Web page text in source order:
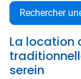
Rechercher
La location
serein